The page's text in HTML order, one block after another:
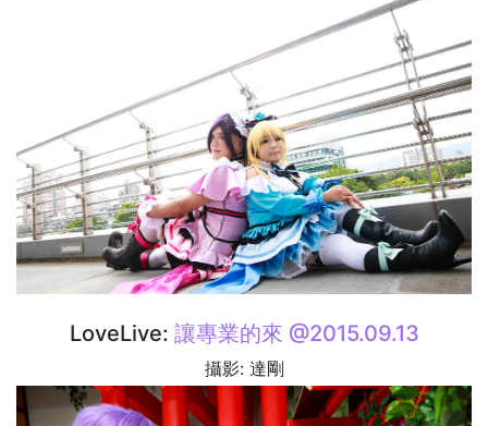
LoveLive: 讓專業的來 @2015.09.13
攝影: 達剛